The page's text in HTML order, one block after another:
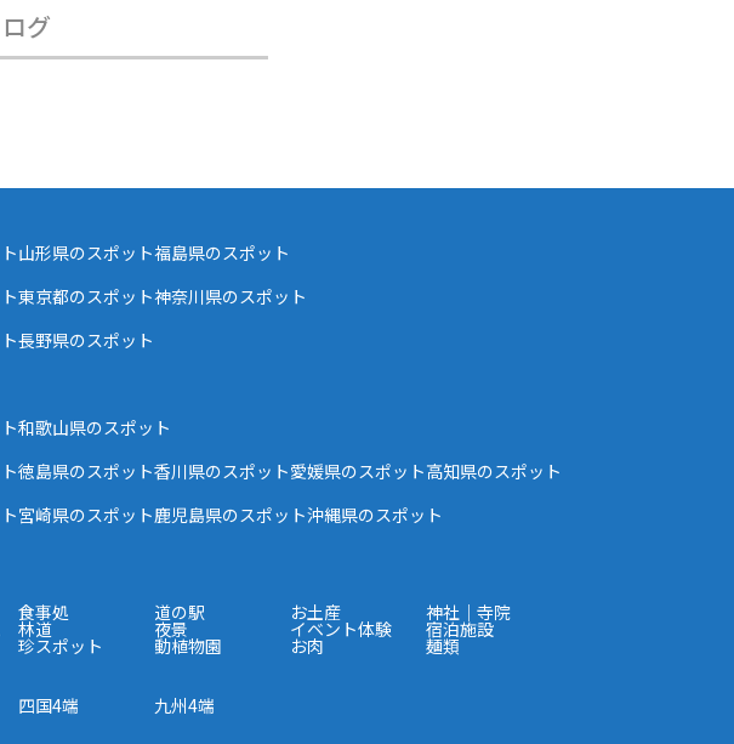
グ
山形県のスポット福島県のスポット
東京都のスポット神奈川県のスポット
長野県のスポット
和歌山県のスポット
徳島県のスポット香川県のスポット愛媛県のスポット高知県のスポット
宮崎県のスポット鹿児島県のスポット沖縄県のスポット
食事処 道の駅 お土産 神社｜寺院
林道 夜景 イベント体験 宿泊施設
珍スポット 動植物園 お肉 麺類
四国4端 九州4端